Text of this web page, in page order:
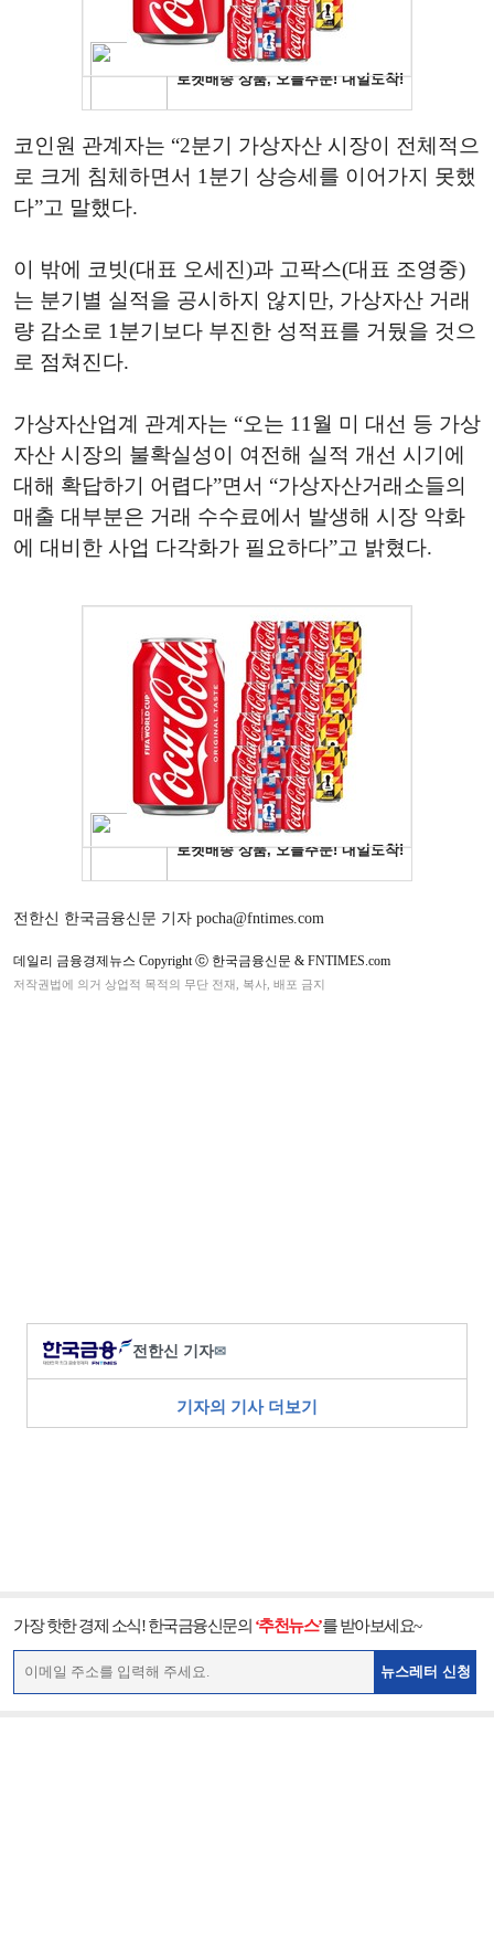
코인원 관계자는 “2분기 가상자산 시장이 전체적으
로 크게 침체하면서 1분기 상승세를 이어가지 못했
다”고 말했다.
이 밖에 코빗(대표 오세진)과 고팍스(대표 조영중)
는 분기별 실적을 공시하지 않지만, 가상자산 거래
량 감소로 1분기보다 부진한 성적표를 거뒀을 것으
로 점쳐진다.
가상자산업계 관계자는 “오는 11월 미 대선 등 가상
자산 시장의 불확실성이 여전해 실적 개선 시기에
대해 확답하기 어렵다”면서 “가상자산거래소들의
매출 대부분은 거래 수수료에서 발생해 시장 악화
에 대비한 사업 다각화가 필요하다”고 밝혔다.
전한신 한국금융신문 기자 pocha@fntimes.com
데일리 금융경제뉴스 Copyright ⓒ 한국금융신문 & FNTIMES.com
저작권법에 의거 상업적 목적의 무단 전재, 복사, 배포 금지
전한신 기자✉
기자의 기사 더보기
가장 핫한 경제 소식! 한국금융신문의 ‘추천뉴스’를 받아보세요~
뉴스레터 신청